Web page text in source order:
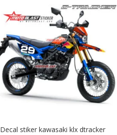
Decal stiker kawasaki klx dtracker